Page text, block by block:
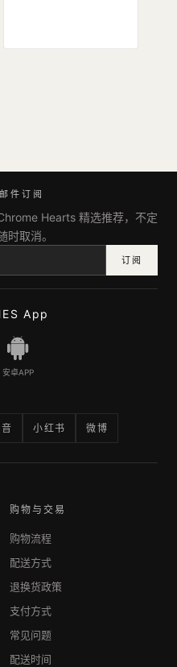
件订阅
Hearts 精选推荐，不定
时取消。
订阅
App
安卓APP
小红书 微博
购物与交易
购物流程
配送方式
退换货政策
支付方式
常见问题
配送时间